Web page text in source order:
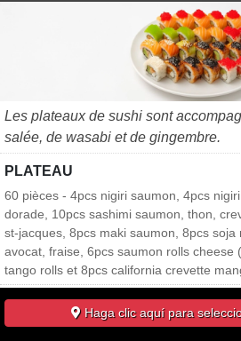
Les plateaux de sushi sont
salée, de wasabi et de gingembre.
PLATEAU
60 pièces - 4pcs nigiri saumon, 4pcs
dorade, 10pcs sashimi saumon, thon,
st-jacques, 8pcs maki saumon, 8pcs
avocat, fraise, 6pcs saumon rolls cheese
tango rolls et 8pcs california crevette
PLATEAU CALIFORNIA MIX
32 pièces - 8pcs thon avocat, 8pcs thon
Haga clic aquí para